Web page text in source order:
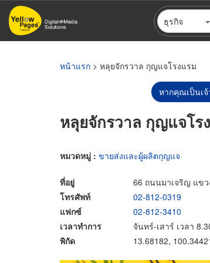
ข้าม
ไป
ธุรกิจ
หน้าแรก > หลุยจักรวาล กุญแจโรงแรม
หากคุณเป็นเ
หลุยจักรวาล กุญแจโร
หมวดหมู่ : ขายส่งและผู้ผลิตกุญแจ
ที่อยู่
66 ถนนมาเจริญ แข
โทรศัพท์
02-812-0319
แฟกซ์
02-812-3410
เวลาทำการ
จันทร์-เสาร์ เวลา
พิกัด
13.68182,